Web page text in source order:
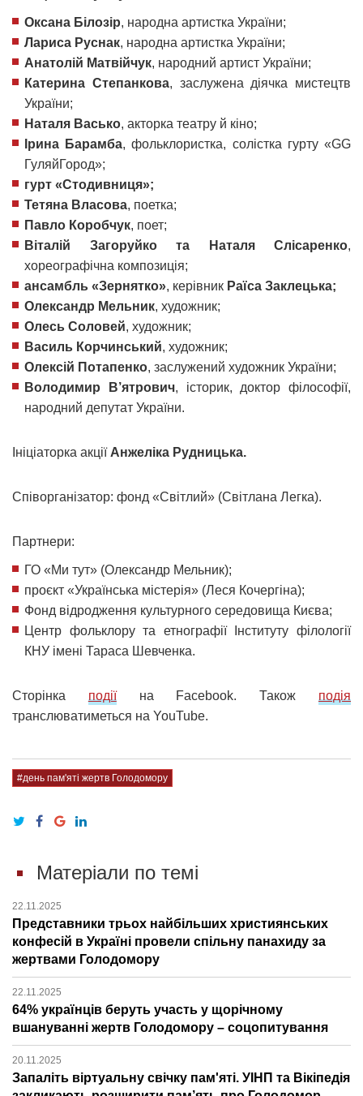
Оксана Білозір, народна артистка України;
Лариса Руснак, народна артистка України;
Анатолій Матвійчук, народний артист України;
Катерина Степанкова, заслужена діячка мистецтв
України;
Наталя Васько, акторка театру й кіно;
Ірина Барамба, фольклористка, солістка гурту «GG
ГуляйГород»;
гурт «Стодивниця»;
Тетяна Власова, поетка;
Павло Коробчук, поет;
Віталій Загоруйко та Наталя Слісаренко,
хореографічна композиція;
ансамбль «Зернятко», керівник Раїса Заклецька;
Олександр Мельник, художник;
Олесь Соловей, художник;
Василь Корчинський, художник;
Олексій Потапенко, заслужений художник України;
Володимир В’ятрович, історик, доктор філософії,
народний депутат України.
Ініціаторка акції Анжеліка Рудницька.
Співорганізатор: фонд «Світлий» (Світлана Легка).
Партнери:
ГО «Ми тут» (Олександр Мельник);
проєкт «Українська містерія» (Леся Кочергіна);
Фонд відродження культурного середовища Києва;
Центр фольклору та етнографії Інституту філології
КНУ імені Тараса Шевченка.
Сторінка подіїна Facebook. Також подія
транслюватиметься на YouTube.
#день пам'яті жертв Голодомору
Матеріали по темі
22.11.2025
Представники трьох найбільших християнських
конфесій в Україні провели спільну панахиду за
жертвами Голодомору
22.11.2025
64% українців беруть участь у щорічному
вшануванні жертв Голодомору – соцопитування
20.11.2025
Запаліть віртуальну свічку пам'яті. УІНП та Вікіпедія